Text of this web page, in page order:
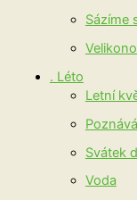
Sázíme
. Léto
Letní
Svátek
Voda